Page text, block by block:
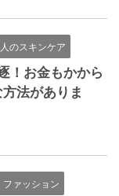
のスキンケア
！お金もかから
法がありま
ファッション